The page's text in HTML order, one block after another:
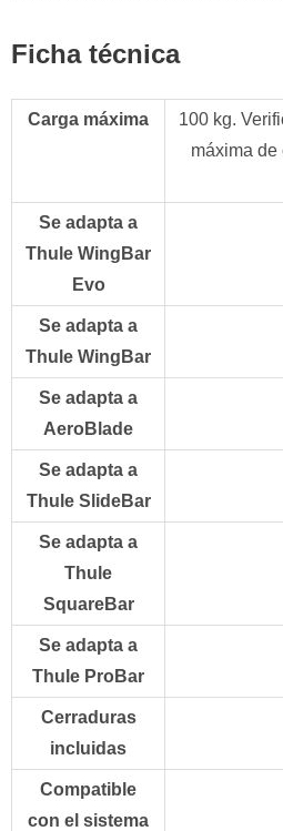
Ficha técnica
Carga máxima
100 kg.
máxima de
Se adapta a
Thule WingBar
Evo
Se adapta a
Thule WingBar
Se adapta a
AeroBlade
Se adapta a
Thule SlideBar
Se adapta a
Thule
SquareBar
Se adapta a
Thule ProBar
Cerraduras
incluidas
Compatible
con el sistema